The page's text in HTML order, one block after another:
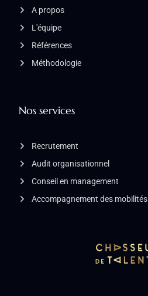
Nos services
Recrutement
Audit organisationnel
Conseil en management
Accompagnement des mobilités
A propos
L'équipe
Références
Méthodologie